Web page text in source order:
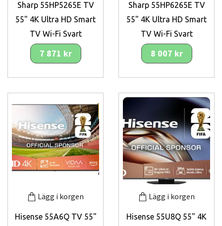
Sharp 55HP5265E TV
55" 4K Ultra HD Smart
TV Wi-Fi Svart
7 871 kr
Sharp 55HP6265E TV
55" 4K Ultra HD Smart
TV Wi-Fi Svart
8 007 kr
Lägg i korgen
Hisense 55A6Q TV 55"
Lägg i korgen
Hisense 55U8Q 55" 4K